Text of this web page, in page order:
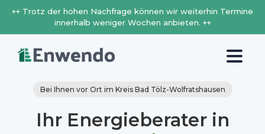
++ Trotz der hohen Nachfrage können wir weiterhin Termine
innerhalb weniger Wochen anbieten. ++
Bei Ihnen vor Ort im Kreis Bad Tölz-Wolfratshausen
Ihr Energieberater in